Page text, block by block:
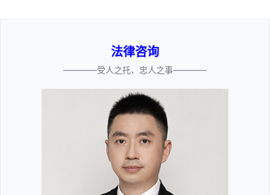
法律咨询
————受人之托、忠人之事————